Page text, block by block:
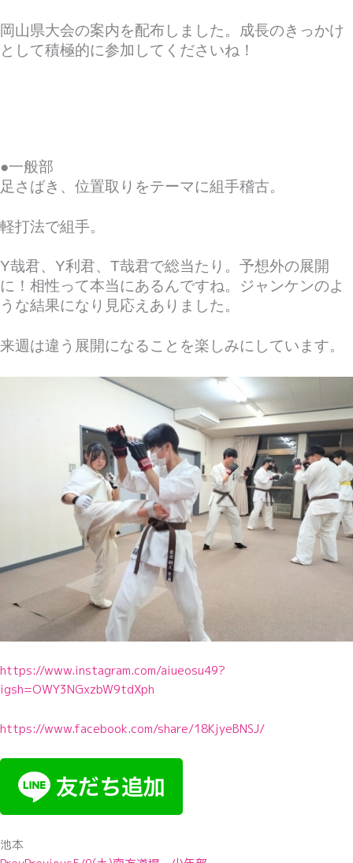
岡山県大会の案内を配布しました。成長のきっかけ
として積極的に参加してくださいね！
●一般部
足さばき、位置取りをテーマに組手稽古。
軽打法で組手。
Y哉君、Y利君、T哉君で総当たり。予想外の展開
に！相性って本当にあるんですね。ジャンケンのよ
うな結果になり見応えありました。
来週は違う展開になることを楽しみにしています。
https://www.instagram.com/aiueosu49?
igsh=OWY3NGxzbW9tdXph
https://www.facebook.com/share/18KjyeBNSJ/
池本